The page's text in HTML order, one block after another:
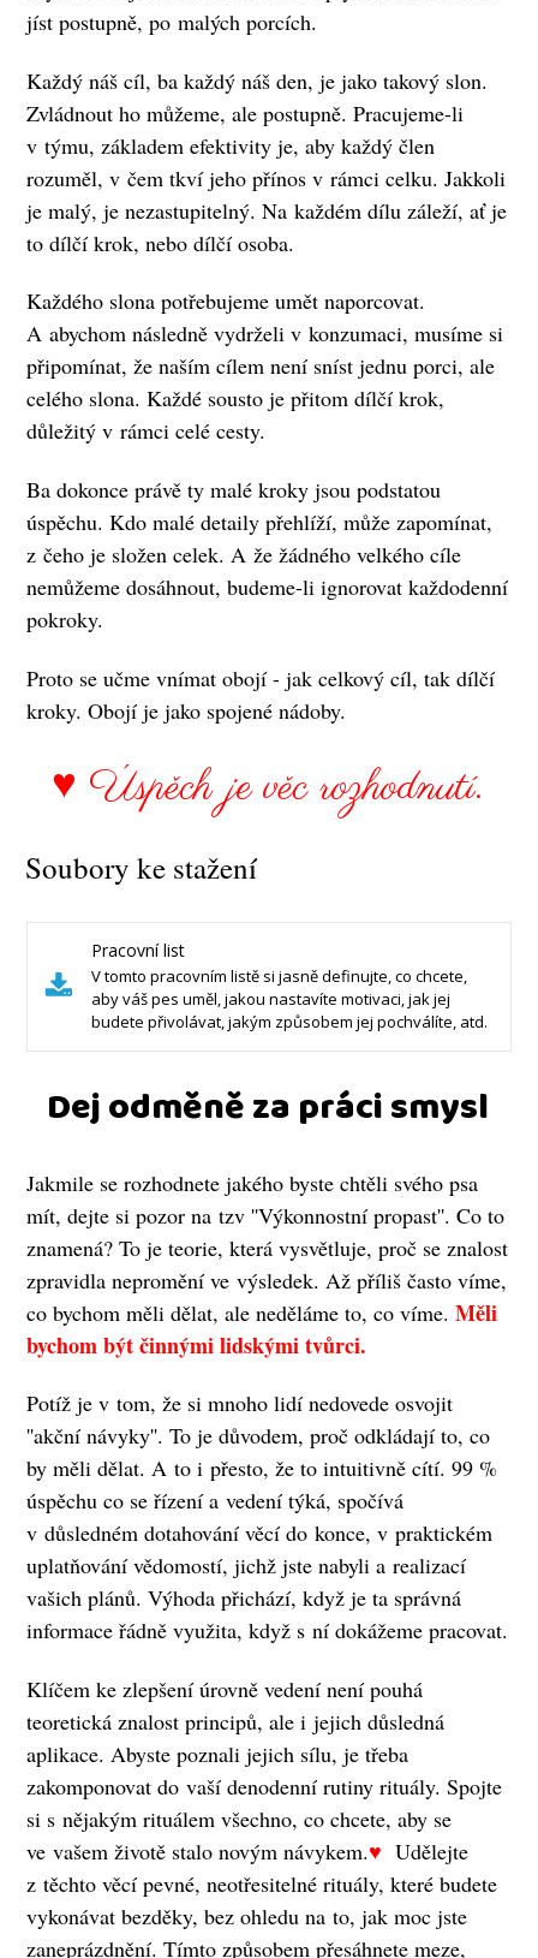
jíst postupně, po malých porcích.
Každý náš cíl, ba každý náš den, je jako takový slon.
Zvládnout ho můžeme, ale postupně. Pracujeme-li
v týmu, základem efektivity je, aby každý člen
rozuměl, v čem tkví jeho přínos v rámci celku. Jakkoli
je malý, je nezastupitelný. Na každém dílu záleží, ať je
to dílčí krok, nebo dílčí osoba.
Každého slona potřebujeme umět naporcovat.
A abychom následně vydrželi v konzumaci, musíme si
připomínat, že naším cílem není sníst jednu porci, ale
celého slona. Každé sousto je přitom dílčí krok,
důležitý v rámci celé cesty.
Ba dokonce právě ty malé kroky jsou podstatou
úspěchu. Kdo malé detaily přehlíží, může zapomínat,
z čeho je složen celek. A že žádného velkého cíle
nemůžeme dosáhnout, budeme-li ignorovat každodenní
pokroky.
Proto se učme vnímat obojí - jak celkový cíl, tak dílčí
kroky. Obojí je jako spojené nádoby.
♥ Úspěch je věc rozhodnutí.
Soubory ke stažení
Pracovní list
V tomto pracovním listě si jasně definujte, co chcete,
aby váš pes uměl, jakou nastavíte motivaci, jak jej
budete přivolávat, jakým způsobem jej pochválíte, atd.
Dej odměně za práci smysl
Jakmile se rozhodnete jakého byste chtěli svého psa
mít, dejte si pozor na tzv ''Výkonnostní propast''. Co to
znamená? To je teorie, která vysvětluje, proč se znalost
zpravidla nepromění ve výsledek. Až příliš často víme,
co bychom měli dělat, ale neděláme to, co víme.Měli
bychom být činnými lidskými tvůrci.
Potíž je v tom, že si mnoho lidí nedovede osvojit
''akční návyky''. To je důvodem, proč odkládají to, co
by měli dělat. A to i přesto, že to intuitivně cítí. 99 %
úspěchu co se řízení a vedení týká, spočívá
v důsledném dotahování věcí do konce, v praktickém
uplatňování vědomostí, jichž jste nabyli a realizací
vašich plánů. Výhoda přichází, když je ta správná
informace řádně využita, když s ní dokážeme pracovat.
Klíčem ke zlepšení úrovně vedení není pouhá
teoretická znalost principů, ale i jejich důsledná
aplikace. Abyste poznali jejich sílu, je třeba
zakomponovat do vaší denodenní rutiny rituály. Spojte
si s nějakým rituálem všechno, co chcete, aby se
ve vašem životě stalo novým návykem.♥ Udělejte
z těchto věcí pevné, neotřesitelné rituály, které budete
vykonávat bezděky, bez ohledu na to, jak moc jste
zaneprázdnění. Tímto způsobem přesáhnete meze,